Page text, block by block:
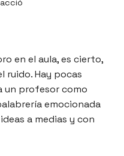
en el aula, es cierto,
ruido. Hay pocas
un profesor como
emocionada
a medias y con